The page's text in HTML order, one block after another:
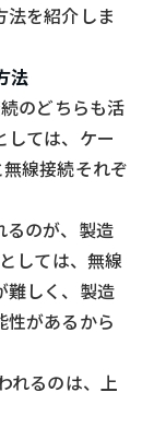
法を紹介しま
法
のどちらも活
しては、ケー
線接続それぞ
るのが、製造
しては、無線
難しく、製造
性があるから
れるのは、上